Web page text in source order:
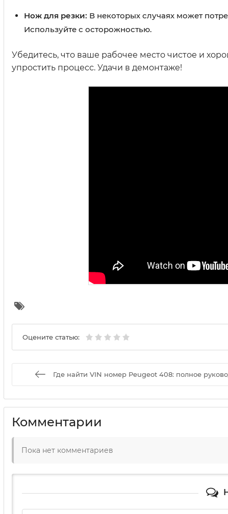
Нож для резки: В некоторых случаях может
Используйте с осторожностью.
Убедитесь, что ваше рабочее место чистое и
упростить процесс. Удачи в демонтаже!
Оцените статью:
Где найти VIN номер Peugeot 408: полное
Комментарии
Пока нет комментариев